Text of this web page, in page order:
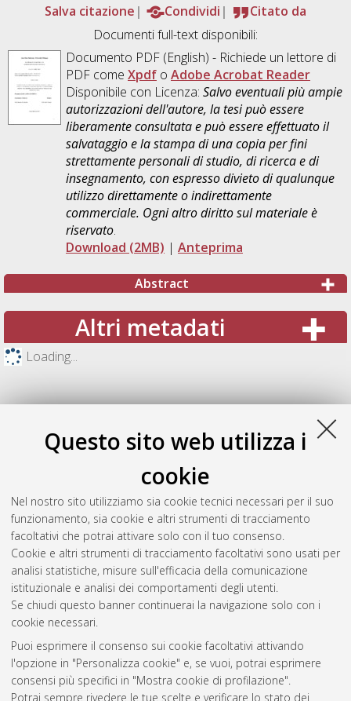
Questo sito web utilizza i
cookie
Nel nostro sito utilizziamo sia cookie tecnici necessari per il suo
funzionamento, sia cookie e altri strumenti di tracciamento
facoltativi che potrai attivare solo con il tuo consenso.
Cookie e altri strumenti di tracciamento facoltativi sono usati per
analisi statistiche, misure sull'efficacia della comunicazione
istituzionale e analisi dei comportamenti degli utenti.
Se chiudi questo banner continuerai la navigazione solo con i
cookie necessari.
Puoi esprimere il consenso sui cookie facoltativi attivando
l'opzione in "Personalizza cookie" e, se vuoi, potrai esprimere
consensi più specifici in "Mostra cookie di profilazione".
Potrai sempre rivedere le tue scelte e verificare lo stato dei
Salva citazione
Condividi
Citato da
Documenti full-text disponibili:
Documento PDF(English) - Richiede un lettore di
PDF come Xpdfo Adobe Acrobat Reader
Disponibile con Licenza: Salvo eventuali più ampie
autorizzazioni dell'autore, la tesi può essere
liberamente consultata e può essere effettuato il
salvataggio e la stampa di una copia per fini
strettamente personali di studio, di ricerca e di
insegnamento, con espresso divieto di qualunque
utilizzo direttamente o indirettamente
commerciale. Ogni altro diritto sul materiale è
riservato.
Download (2MB) | Anteprima
Abstract
Altri metadati
Loading...
Gestione del documento:
Atom
Rss 1.0
Rss 2.0